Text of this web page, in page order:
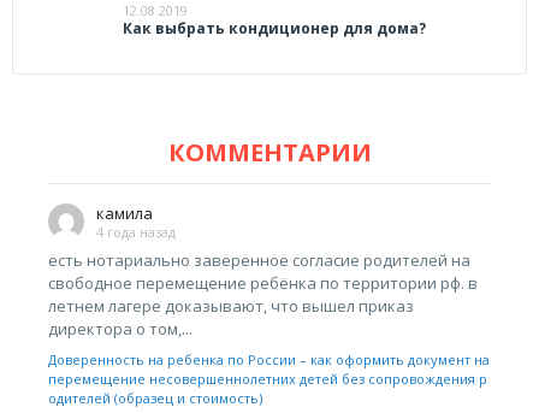
12.08.2019
Как выбрать кондиционер для дома?
КОММЕНТАРИИ
камила
4 года назад
есть нотариально заверенное согласие родителей на
свободное перемещение ребёнка по территории рф. в
летнем лагере доказывают, что вышел приказ
директора о том,...
Доверенность на ребенка по России – как оформить документ на
перемещение несовершеннолетних детей без сопровождения р
одителей (образец и стоимость)